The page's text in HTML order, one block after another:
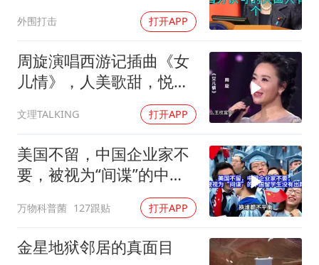
外围打击 打开APP
周旋演唱西游记插曲《女
儿情》，人美歌甜，悦耳
文理TALKING 打开APP
美国不留，中国企业家不
要，被视为“间谍”的中国
万物科普菌 127跟贴 打开APP
金星地狱邻居的真面目